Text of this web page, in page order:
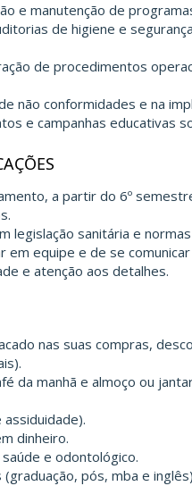
e manutenção de
de higiene e
de procedimentos
não conformidades e na
e campanhas educativas
a partir do 6º
legislação sanitária e
em equipe e de se
e atenção aos detalhes.
nas suas compras,
da manhã e almoço ou
dinheiro.
e odontológico.
(graduação, pós, mba e